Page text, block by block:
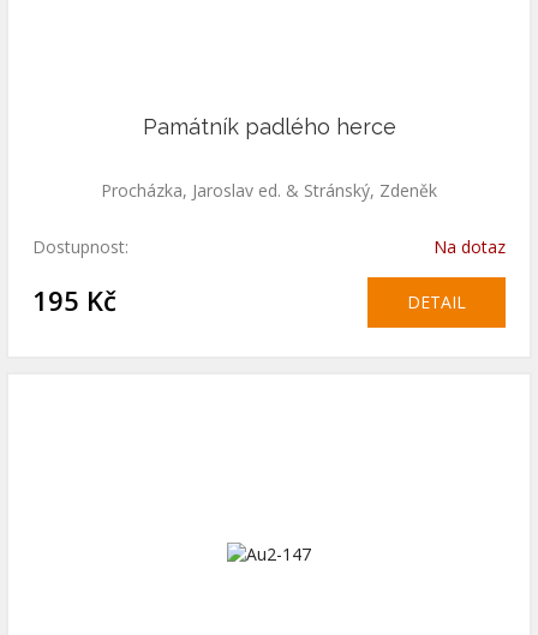
Památník padlého herce
Procházka, Jaroslav ed. & Stránský, Zdeněk
Dostupnost: Na dotaz
195 Kč DETAIL